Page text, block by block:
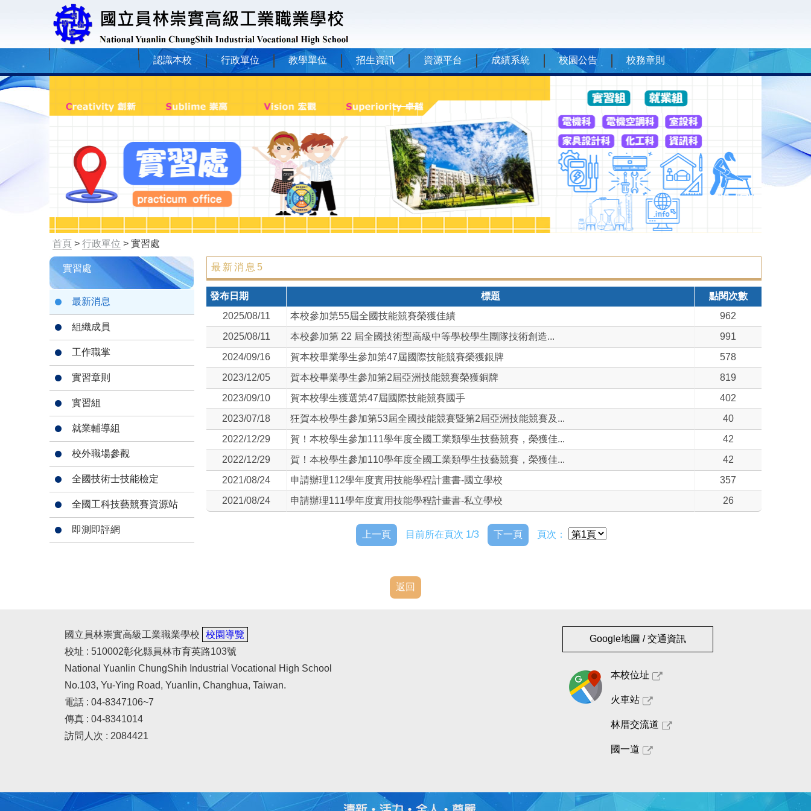
認識本校 行政單位 教學單位 招生資訊 資源平台 成績系統 校園公告 校務章則
首頁 > 行政單位 > 實習處
實習處
最新消息
組織成員
工作職掌
實習章則
實習組
就業輔導組
校外職場參觀
全國技術士技能檢定
全國工科技藝競賽資源站
即測即評網
最新消息5
發布日期 標題
點閱次數
2025/08/11
本校參加第55屆全國技能競賽榮獲佳績
962
2025/08/11
本校參加第 22 屆全國技術型高級中等學校學生團隊技術創造...
991
2024/09/16
賀本校畢業學生參加第47屆國際技能競賽榮獲銀牌
578
2023/12/05
賀本校畢業學生參加第2屆亞洲技能競賽榮獲銅牌
819
2023/09/10
賀本校學生獲選第47屆國際技能競賽國手
402
2023/07/18
狂賀本校學生參加第53屆全國技能競賽暨第2屆亞洲技能競賽及...
40
2022/12/29
賀！本校學生參加111學年度全國工業類學生技藝競賽，榮獲佳...
42
2022/12/29
賀！本校學生參加110學年度全國工業類學生技藝競賽，榮獲佳...
42
2021/08/24
申請辦理112學年度實用技能學程計畫書-國立學校
357
2021/08/24
申請辦理111學年度實用技能學程計畫書-私立學校 26
上一頁 目前所在頁次 1/3 下一頁 頁次：
返回
國立員林崇實高級工業職業學校
校園導覽
校址 : 510002彰化縣員林市育英路103號
National Yuanlin ChungShih Industrial Vocational High School
No.103, Yu-Ying Road, Yuanlin, Changhua, Taiwan.
電話 : 04-8347106~7
傳真 : 04-8341014
訪問人次 : 2084421
Google地圖 / 交通資訊
本校位址
火車站
林厝交流道
國一道